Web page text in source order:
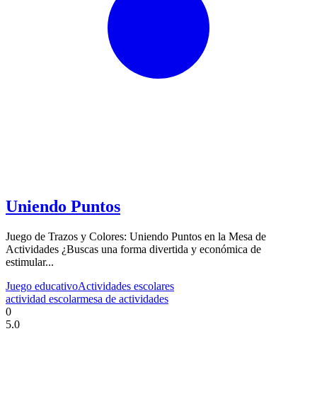
Uniendo Puntos
Juego de Trazos y Colores: Uniendo Puntos en la Mesa de
Actividades ¿Buscas una forma divertida y económica de
estimular...
Juego educativoActividades escolares
actividad escolarmesa de actividades
0
5.0